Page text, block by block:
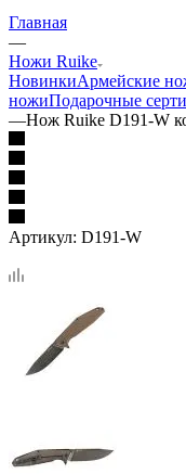
Главная
—
Ножи Ruike
НовинкиАрмейские
ножиПодарочные
—Нож Ruike D191-W
Артикул: D191-W